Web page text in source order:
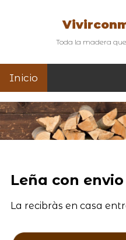
Toda la madera
Inicio
Leña con
La recibràs en casa